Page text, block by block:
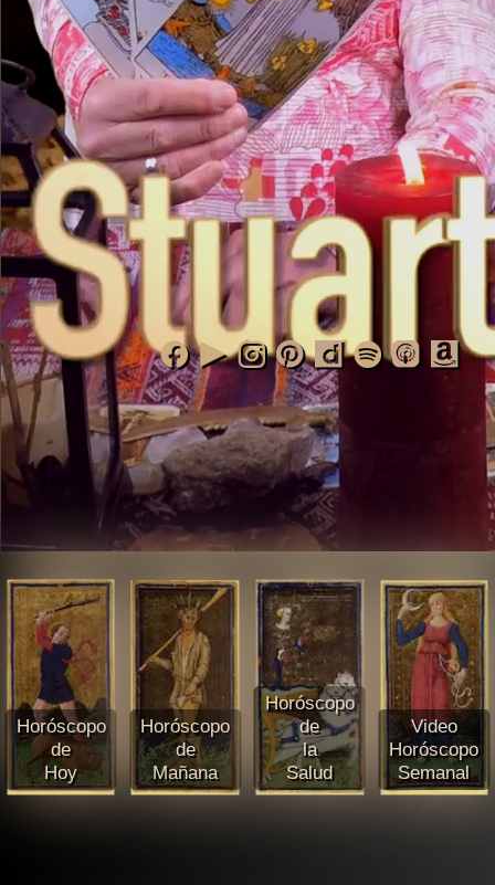
Horóscopo
de
Hoy
Horóscopo
de
Mañana
Horóscopo
de
la
Salud
Video
Horóscopo
Semanal